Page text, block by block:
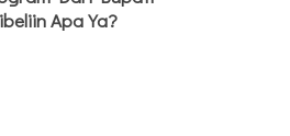
Apa Ya?